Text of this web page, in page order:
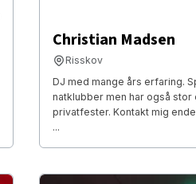
Christian Madsen
Risskov
DJ med mange års erfaring.
natklubber men har også stor
privatfester. Kontakt mig
...